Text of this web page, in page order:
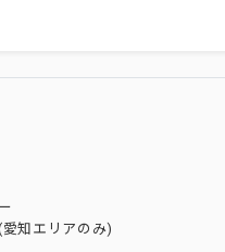
知エリアのみ)